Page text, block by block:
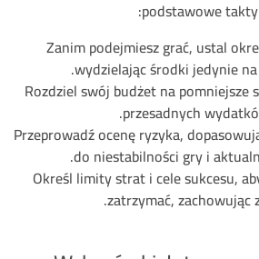
podstawowe
Zanim podejmiesz grać, ustal
wydzielając środki jedynie
Rozdziel swój budżet na pomniejsze
przesadnych
Przeprowadź ocenę ryzyka,
do niestabilności gry i
Określ limity strat i cele sukcesu,
zatrzymać, zachowując